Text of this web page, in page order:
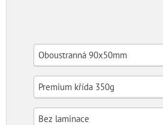
Oboustranná 90x50mm
Premium křída 350g
Bez laminace